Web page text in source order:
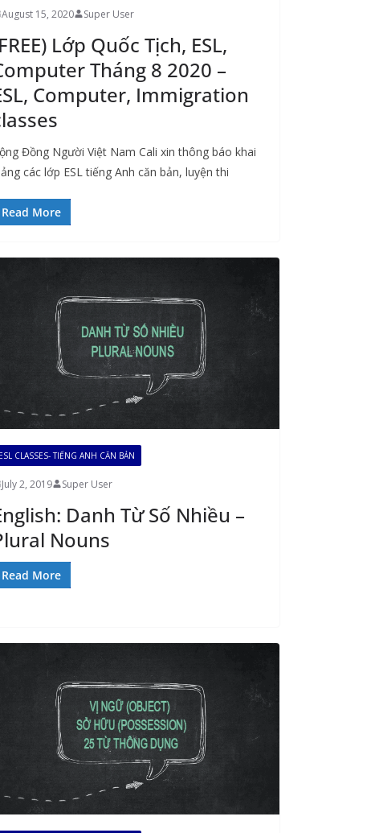
August 15, 2020 Super User
Lớp Quốc Tịch, ESL,
Tháng 8 2020 –
Computer, Immigration
Đồng Người Việt Nam Cali xin thông báo khai
các lớp ESL tiếng Anh căn bản, luyện thi
Read More
ESL CLASSES- TIẾNG ANH CĂN BẢN
July 2, 2019 Super User
Danh Từ Số Nhiều –
Nouns
Read More